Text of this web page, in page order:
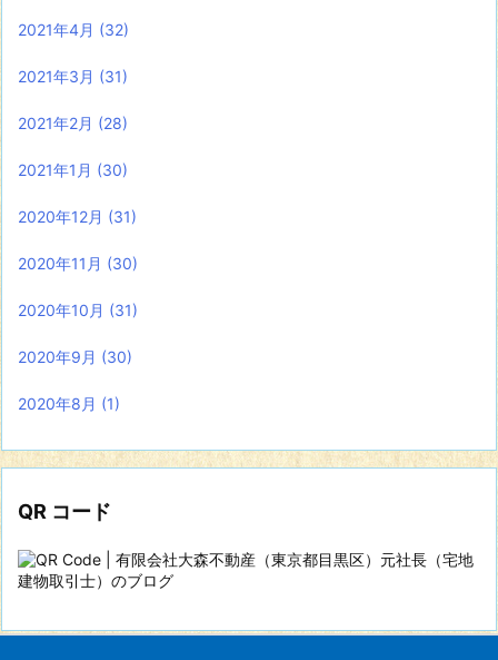
2021年4月 (32)
2021年3月 (31)
2021年2月 (28)
2021年1月 (30)
2020年12月 (31)
2020年11月 (30)
2020年10月 (31)
2020年9月 (30)
2020年8月 (1)
QR コード